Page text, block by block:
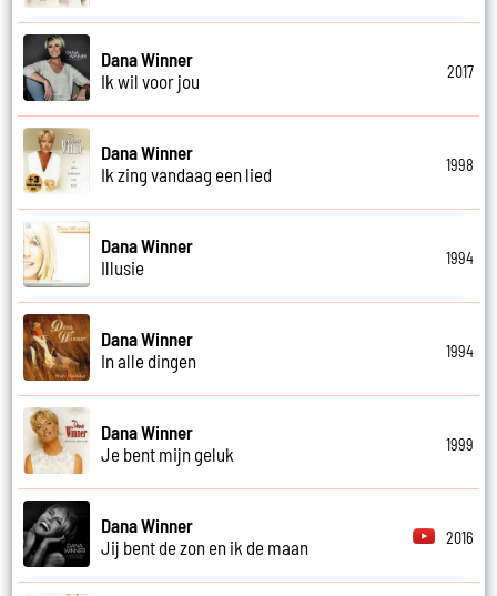
Dana Winner
Ik wil voor jou
2017
Dana Winner
Ik zing vandaag een lied
1998
Dana Winner
Illusie
1994
Dana Winner
In alle dingen
1994
Dana Winner
Je bent mijn geluk
1999
Dana Winner
Jij bent de zon en ik de maan
2016